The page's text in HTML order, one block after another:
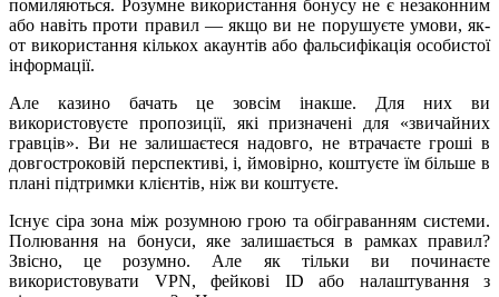
помиляються. Розумне використання бонусу не є незаконним
або навіть проти правил — якщо ви не порушуєте умови, як-
от використання кількох акаунтів або фальсифікація особистої
інформації.
Але казино бачать це зовсім інакше. Для них ви
використовуєте пропозиції, які призначені для «звичайних
гравців». Ви не залишаєтеся надовго, не втрачаєте гроші в
довгостроковій перспективі, і, ймовірно, коштуєте їм більше в
плані підтримки клієнтів, ніж ви коштуєте.
Існує сіра зона між розумною грою та обіграванням системи.
Полювання на бонуси, яке залишається в рамках правил?
Звісно, це розумно. Але як тільки ви починаєте
використовувати VPN, фейкові ID або налаштування з